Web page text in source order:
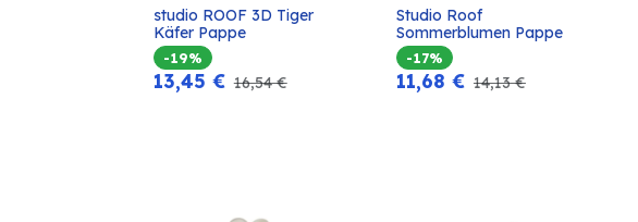
In den
Warenkorb
studio ROOF 3D Tiger
Käfer Pappe
-19%
13,45 € 16,54€
In den
Warenkorb
Studio Roof
Sommerblumen Pappe
-17%
11,68 € 14,13€